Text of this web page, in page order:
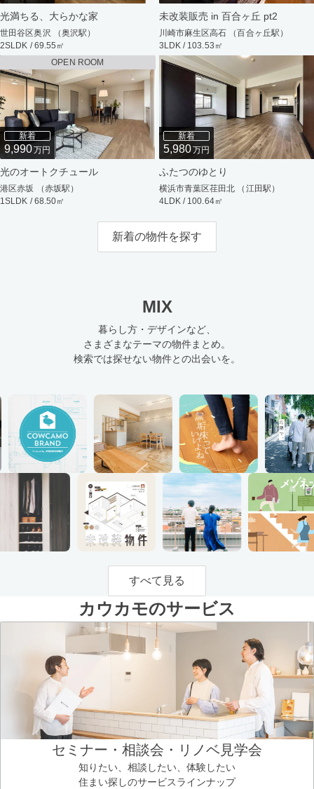
光満ちる、大らかな家
世田谷区奥沢 （奥沢駅）
2SLDK / 69.55㎡
未改装販売 in 百合ヶ丘 pt2
川崎市麻生区高石 （百合ヶ丘駅）
3LDK / 103.53㎡
OPEN ROOM
新着
9,990万円
光のオートクチュール
港区赤坂 （赤坂駅）
1SLDK / 68.50㎡
新着
5,980万円
ふたつのゆとり
横浜市青葉区荏田北 （江田駅）
4LDK / 100.64㎡
新着の物件を探す
MIX
暮らし方・デザインなど、
さまざまなテーマの物件まとめ。
検索では探せない物件との出会いを。
すべて見る
カウカモのサービス
セミナー・相談会・リノベ見学会
知りたい、相談したい、体験したい
住まい探しのサービスラインナップ